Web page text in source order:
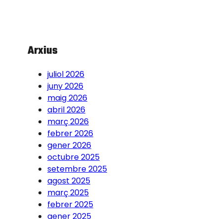
Arxius
juliol 2026
juny 2026
maig 2026
abril 2026
març 2026
febrer 2026
gener 2026
octubre 2025
setembre 2025
agost 2025
març 2025
febrer 2025
gener 2025